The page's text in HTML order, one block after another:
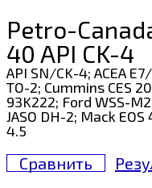
Petro-
40 API CK-4
API SN/CK-4; ACEA
TO-2; Cummins CES
93K222; Ford WSS-
JASO DH-2; Mack
4.5
Сравнить